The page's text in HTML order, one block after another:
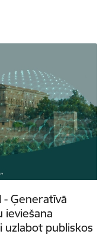
- Ģeneratīvā
ieviešana
uzlabot publiskos